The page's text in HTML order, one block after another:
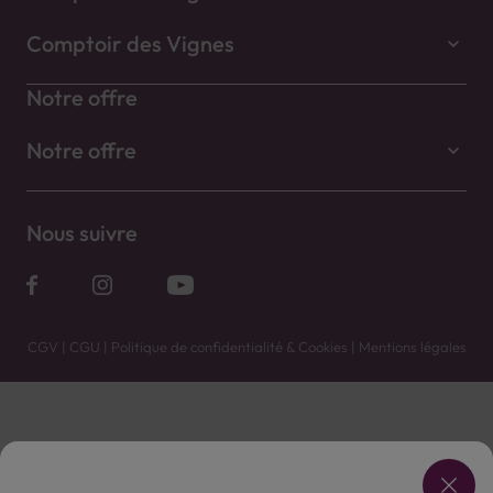
Comptoir des Vignes
Notre offre
Notre offre
Nous suivre
CGV | CGU | Politique de confidentialité & Cookies | Mentions légales
Vente uniquement en caves. Contactez votre caviste pour plus de renseignements.